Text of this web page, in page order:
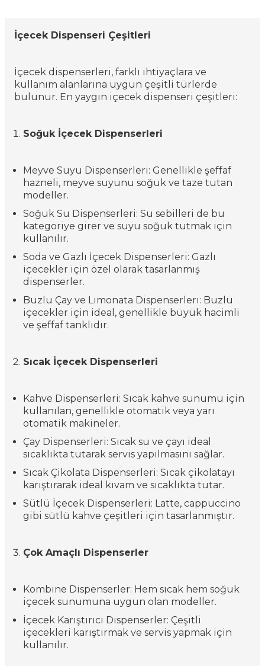
İçecek Dispenseri Çeşitleri
İçecek dispenserleri, farklı ihtiyaçlara ve
kullanım alanlarına uygun çeşitli türlerde
bulunur. En yaygın içecek dispenseri çeşitleri:
Soğuk İçecek Dispenserleri
Meyve Suyu Dispenserleri: Genellikle şeffaf
hazneli, meyve suyunu soğuk ve taze tutan
modeller.
Soğuk Su Dispenserleri: Su sebilleri de bu
kategoriye girer ve suyu soğuk tutmak için
kullanılır.
Soda ve Gazlı İçecek Dispenserleri: Gazlı
içecekler için özel olarak tasarlanmış
dispenserler.
Buzlu Çay ve Limonata Dispenserleri: Buzlu
içecekler için ideal, genellikle büyük hacimli
ve şeffaf tanklıdır.
Sıcak İçecek Dispenserleri
Kahve Dispenserleri: Sıcak kahve sunumu için
kullanılan, genellikle otomatik veya yarı
otomatik makineler.
Çay Dispenserleri: Sıcak su ve çayı ideal
sıcaklıkta tutarak servis yapılmasını sağlar.
Sıcak Çikolata Dispenserleri: Sıcak çikolatayı
karıştırarak ideal kıvam ve sıcaklıkta tutar.
Sütlü İçecek Dispenserleri: Latte, cappuccino
gibi sütlü kahve çeşitleri için tasarlanmıştır.
Çok Amaçlı Dispenserler
Kombine Dispenserler: Hem sıcak hem soğuk
içecek sunumuna uygun olan modeller.
İçecek Karıştırıcı Dispenserler: Çeşitli
içecekleri karıştırmak ve servis yapmak için
kullanılır.